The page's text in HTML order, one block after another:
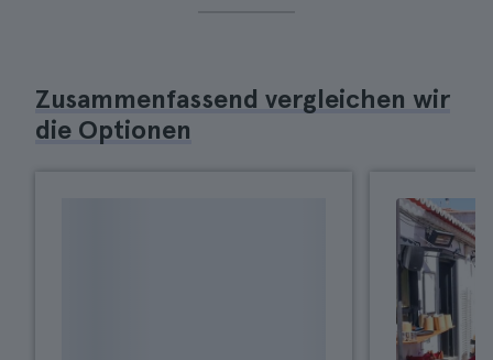
Zusammenfassend vergleichen wir
die Optionen